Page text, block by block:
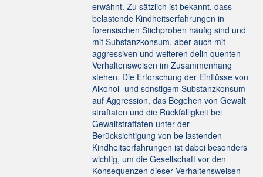
erwähnt. Zu sätzlich ist bekannt, dass
belastende Kindheitserfahrungen in
forensischen Stichproben häufig sind und
mit Substanzkonsum, aber auch mit
aggressiven und weiteren delin quenten
Verhaltensweisen im Zusammenhang
stehen. Die Erforschung der Einflüsse von
Alkohol- und sonstigem Substanzkonsum
auf Aggression, das Begehen von Gewalt
straftaten und die Rückfälligkeit bei
Gewaltstraftaten unter der
Berücksichtigung von be lastenden
Kindheitserfahrungen ist dabei besonders
wichtig, um die Gesellschaft vor den
Konsequenzen dieser Verhaltensweisen